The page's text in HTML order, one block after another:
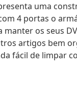
uma
4 portas o
manter os seus
artigos bem
fácil de limpar